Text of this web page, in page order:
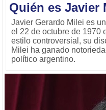
Quién es Javier
Javier Gerardo Milei es
el 22 de octubre de 1970
estilo controversial, su
Milei ha ganado
político argentino.